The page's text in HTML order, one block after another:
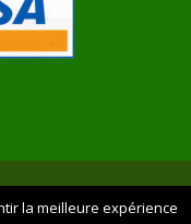
la meilleure expérience